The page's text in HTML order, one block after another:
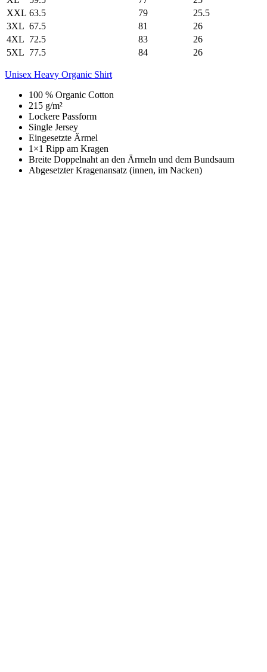
XXL 63.5 79
25.5
3XL 67.5 81
26
4XL 72.5 83
26
5XL 77.5 84 26
Unisex Heavy Organic Shirt
100 % Organic Cotton
215 g/m²
Lockere Passform
Single Jersey
Eingesetzte Ärmel
1×1 Ripp am Kragen
Breite Doppelnaht an den Ärmeln und dem Bundsaum
Abgesetzter Kragenansatz (innen, im Nacken)